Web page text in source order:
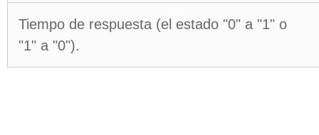
Tiempo de respuesta (el estado "0" a "1" o
"1" a "0").